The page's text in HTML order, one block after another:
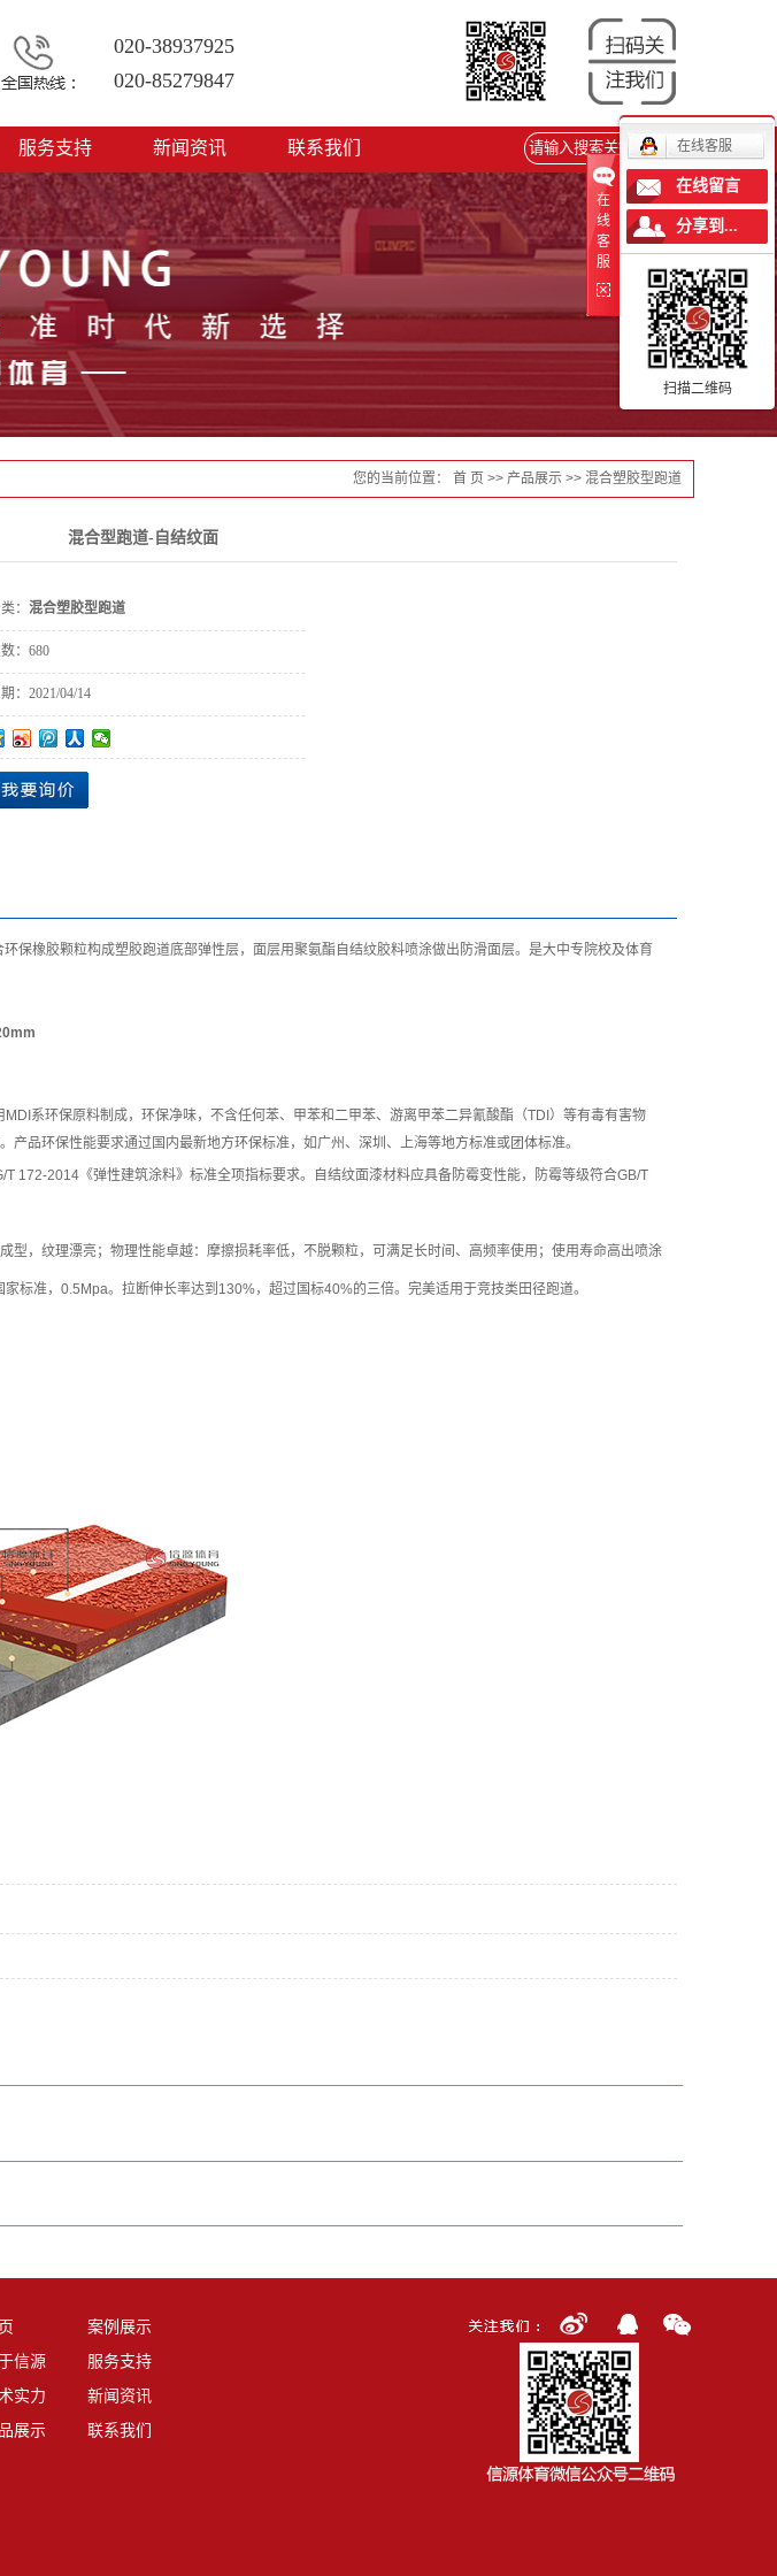
020-38937925
020-85279847
服务支持
施工工艺
场地尺寸
工程服务中心
新闻资讯
信源动态
行业新闻
联系我们
您的当前位置： 首 页 >> 产品展示 >> 混合塑胶型跑道
混合型跑道-自结纹面
： 混合塑胶型跑道
： 680
： 2021/04/14
保橡胶颗粒构成塑胶跑道底部弹性层，面层用聚氨酯自结纹胶料喷涂做出防滑面层。是大中专院校及体育
系环保原料制成，环保净味，不含任何苯、甲苯和二甲苯、游离甲苯二异氰酸酯（TDI）等有毒有害物
品环保性能要求通过国内最新地方环保标准，如广州、 深圳、上海等地方标准或团体标准。
T 172-2014《弹性建筑涂料》标准全项指标要求。自结纹面漆材料应具备防霉变性能，防霉等级符合GB/T
型，纹理漂亮；物理性能卓越：摩擦损耗率低，不脱颗粒，可满足长时间、高频率使用；使用寿命高出喷涂
标准，0.5Mpa。拉断伸长率达到130%，超过国标40%的三倍。完美适用于竞技类田径跑道。
案例展示
信源
服务支持
实力
新闻资讯
展示
联系我们
在
线
客
服
在线客服
在线留言
分享到...
扫描二维码